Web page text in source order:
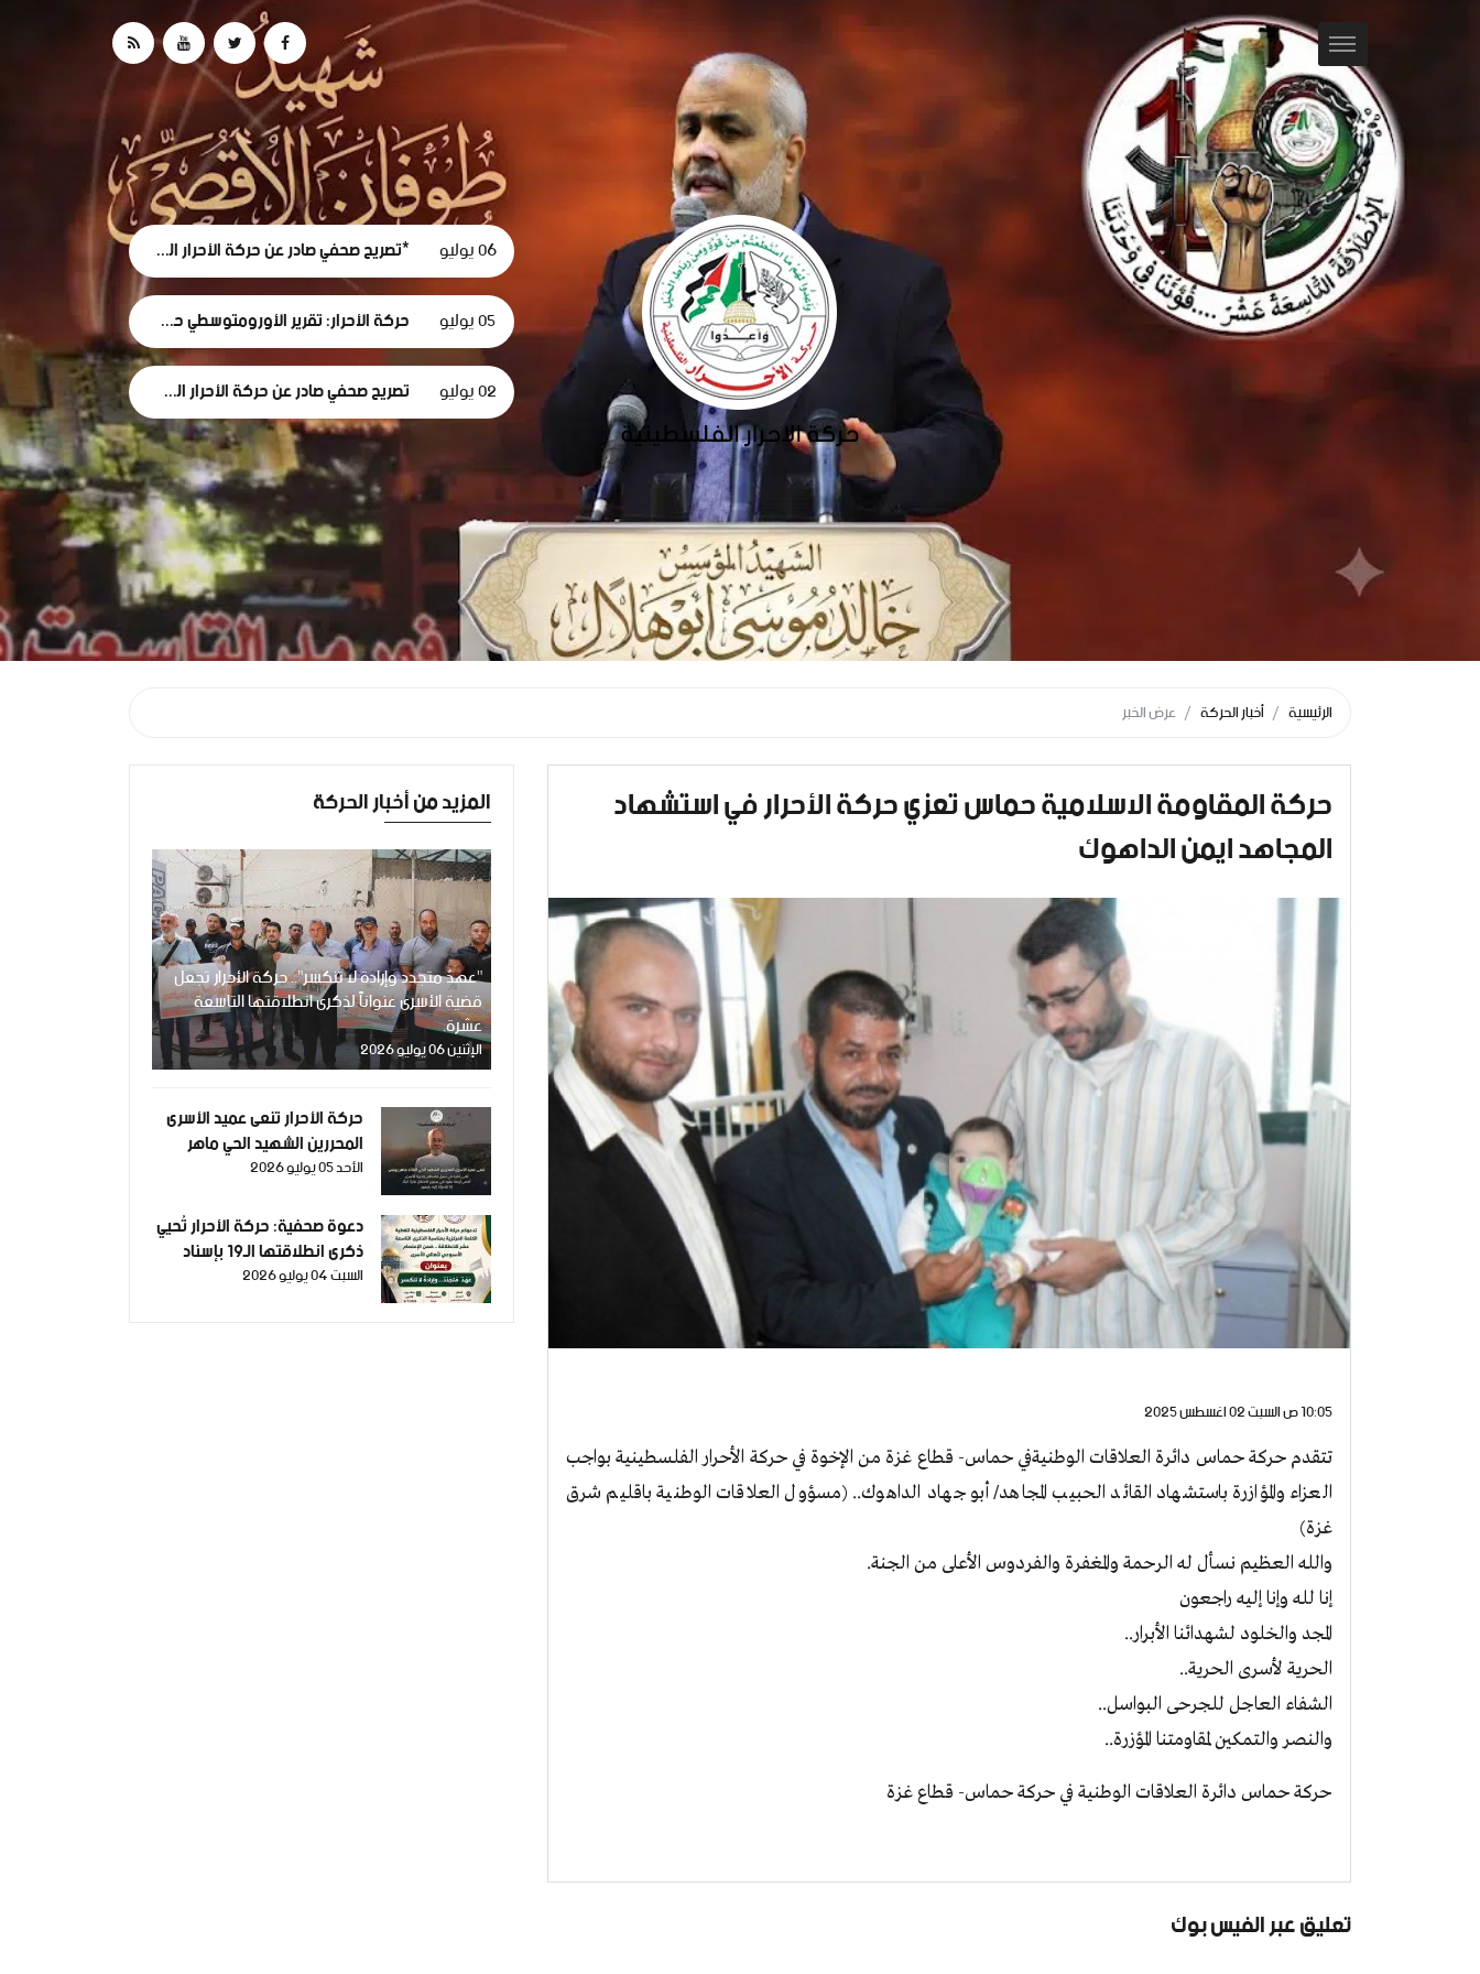
06 يوليو *تصريح صحفي صادر عن حركة الأحرار الفلسطينية حول استقالة لجنة الطوارئ في غزة
05 يوليو حركة الأحرار: تقرير الأورومتوسطي حول استهداف الرموز الطبية في سجون الاحتلال وثيقة إدانة وجريمة حرب موصوفة
02 يوليو تصريح صحفي صادر عن حركة الأحرار الفلسطينية بمناسبة مرور 1000 يومٍ من حرب الإبادة... وفظاعة جرائم الاحتلال في قطاع غزة*
الرئيسية أخبار الحركة عرض الخبر
حركة المقاومة الاسلامية حماس تعزي حركة الأحرار في استشهاد
المجاهد ايمن الداهوك
10:05 ص السبت 02 اغسطس 2025
تتقدم حركة حماس دائرة العلاقات الوطنيةفي حماس- قطاع غزة من الإخوة في حركة الأحرار الفلسطينية بواجب
العزاء والمؤازرة باستشهاد القائد الحبيب المجاهد/ أبو جهاد الداهوك.. (مسؤول العلاقات الوطنية باقليم شرق
غزة)
والله العظيم نسأل له الرحمة والمغفرة والفردوس الأعلى من الجنة.
إنا لله وإنا إليه راجعون
المجد والخلود لشهدائنا الأبرار..
الحرية لأسرى الحرية..
الشفاء العاجل للجرحى البواسل..
والنصر والتمكين لمقاومتنا المؤزرة..
حركة حماس دائرة العلاقات الوطنية في حركة حماس- قطاع غزة
تعليق عبر الفيس بوك
المزيد من أخبار الحركة
"عهدٌ متجدد وإرادة لا تنكسر".. حركة الأحرار تجعل
قضية الأسرى عنواناً لذكرى انطلاقتها التاسعة
عشرة.
الإثنين 06 يوليو 2026
حركة الأحرار تنعى عميد الأسرى
المحررين الشهيد الحي ماهر
يونس
الأحد 05 يوليو 2026
دعوة صحفية: حركة الأحرار تُحيي
ذكرى انطلاقتها الـ19 بإسناد
أهالي الأسرى في غزة.
السبت 04 يوليو 2026